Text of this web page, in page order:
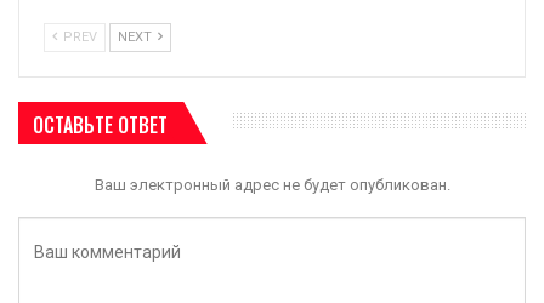
PREV NEXT
ОСТАВЬТЕ ОТВЕТ
Ваш электронный адрес не будет опубликован.